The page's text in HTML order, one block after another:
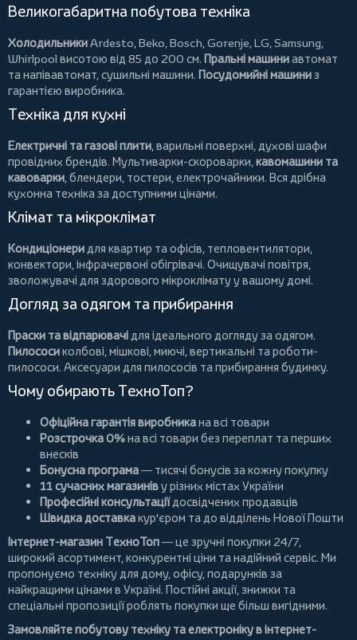
Великогабаритна побутова техніка
ХолодильникиArdesto, Beko, Bosch, Gorenje, LG, Samsung,
Whirlpool висотою від 85 до 200 см. Пральні машиниавтомат
та напівавтомат, сушильні машини. Посудомийні машиниз
гарантією виробника.
Техніка для кухні
Електричні та газові плити, варильні поверхні, духові шафи
провідних брендів. Мультиварки-скороварки, кавомашини та
кавоварки, блендери, тостери, електрочайники. Вся дрібна
кухонна техніка за доступними цінами.
Клімат та мікроклімат
Кондиціонери для квартир та офісів, тепловентилятори,
конвектори, інфрачервоні обігрівачі. Очищувачі повітря,
зволожувачі для здорового мікроклімату у вашому домі.
Догляд за одягом та прибирання
Праски та відпарювачі для ідеального догляду за одягом.
Пилососиколбові, мішкові, миючі, вертикальні тароботи-
пилососи. Аксесуари для пилососів та прибирання будинку.
Чому обирають ТехноТоп?
Офіційна гарантія виробникана всі товари
Розстрочка 0%на всі товари без переплат та перших
внесків
Бонусна програма— тисячі бонусів за кожну покупку
11 сучасних магазиніву різних містах України
Професійні консультаціїдосвідчених продавців
Швидка доставкакур'єром та до відділень Нової Пошти
Інтернет-магазин ТехноТоп— це зручні покупки 24/7,
широкий асортимент, конкурентні ціни та надійний сервіс. Ми
пропонуємо техніку для дому, офісу, подарунків за
найкращими цінами в Україні. Постійні акції, знижки та
спеціальні пропозиції роблять покупки ще більш вигідними.
Замовляйте побутову техніку та електроніку в інтернет-